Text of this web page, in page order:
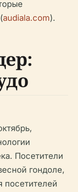
audiala.com).
Посетители
гондоле,
посетителей